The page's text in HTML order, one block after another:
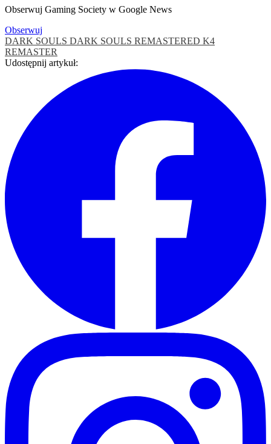
Obserwuj Gaming Society w Google News
Obserwuj
DARK SOULS DARK SOULS REMASTERED K4
REMASTER
Udostępnij artykuł: